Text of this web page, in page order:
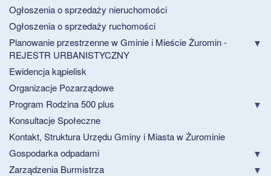
Ogłoszenia o sprzedaży nieruchomości
Ogłoszenia o sprzedaży ruchomości
Planowanie przestrzenne w Gminie i Mieście Żuromin -
REJESTR URBANISTYCZNY
Ewidencja kąpielisk
Organizacje Pozarządowe
Program Rodzina 500 plus
Konsultacje Społeczne
Kontakt, Struktura Urzędu Gminy i Miasta w Żurominie
Gospodarka odpadami
Zarządzenia Burmistrza